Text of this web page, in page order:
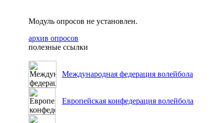
Модуль опросов не установлен.
архив опросов
полезные ссылки
Международная федерация волейбола
Европейская конфедерация волейбола